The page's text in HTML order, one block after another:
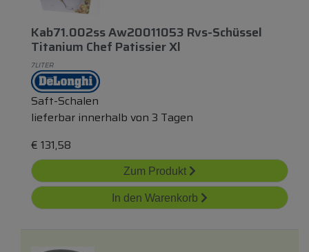
Kab71.002ss Aw20011053 Rvs-Schüssel
Titanium Chef Patissier Xl
7LITER
Saft-Schalen
lieferbar innerhalb von 3 Tagen
€ 131,58
Zum Produkt
In den Warenkorb